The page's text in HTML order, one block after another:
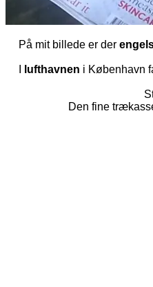
På mit billede er der
lufthavnen i København
Den fine